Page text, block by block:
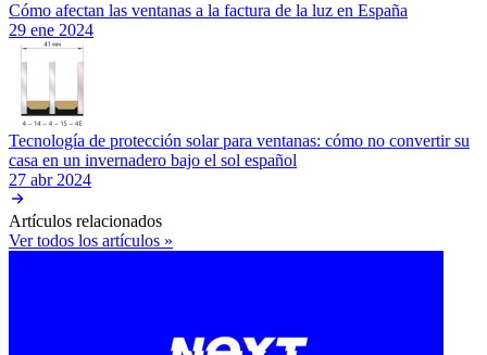
Cómo afectan las ventanas a la factura de la luz en España
29 ene 2024
Tecnología de protección solar para ventanas: cómo no convertir su
casa en un invernadero bajo el sol español
27 abr 2024
Artículos relacionados
Ver todos los artículos »